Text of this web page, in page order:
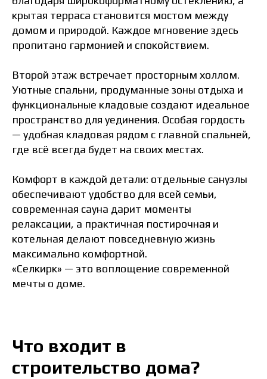
крытая терраса становится мостом между
домом и природой. Каждое мгновение здесь
пропитано гармонией и спокойствием.
Второй этаж встречает просторным холлом.
Уютные спальни, продуманные зоны отдыха и
функциональные кладовые создают идеальное
пространство для уединения. Особая гордость
— удобная кладовая рядом с главной спальней,
где всё всегда будет на своих местах.
Комфорт в каждой детали: отдельные санузлы
обеспечивают удобство для всей семьи,
современная сауна дарит моменты
релаксации, а практичная постирочная и
котельная делают повседневную жизнь
максимально комфортной.
«Селкирк» — это воплощение современной
мечты о доме.
Что входит в
строительство дома?